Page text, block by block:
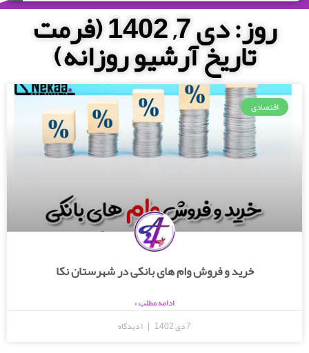
روز: دی 7, 1402 (فرمت
تاریخ آرشیو روزانه)
اقتصادی
خرید و فروش وام های بانکی در شهرستان نکا
ادامه مطلب »
7 دی 1402